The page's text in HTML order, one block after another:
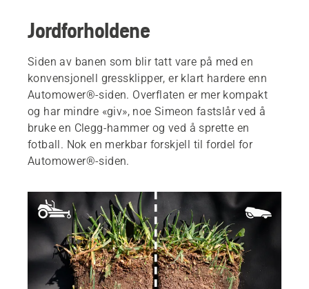
Jordforholdene
Siden av banen som blir tatt vare på med en
konvensjonell gressklipper, er klart hardere enn
Automower®-siden. Overflaten er mer kompakt
og har mindre «giv», noe Simeon fastslår ved å
bruke en Clegg-hammer og ved å sprette en
fotball. Nok en merkbar forskjell til fordel for
Automower®-siden.